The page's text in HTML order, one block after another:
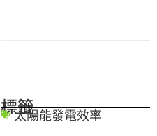
標籤
太陽能發電效率